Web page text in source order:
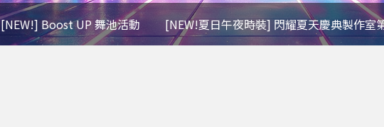
[NEW!] Boost UP 舞池活動 [NEW!夏日午夜時裝] 閃耀夏天慶典製作室